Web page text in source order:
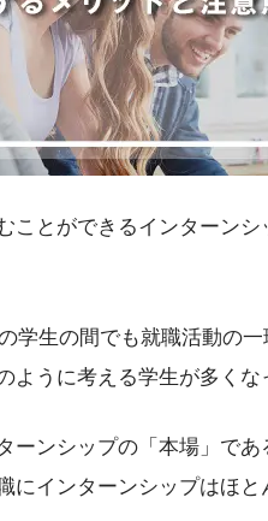
ことができるインターン
学生の間でも就職活動の
ように考える学生が多くな
ーンシップの「本場」で
にインターンシップはほと